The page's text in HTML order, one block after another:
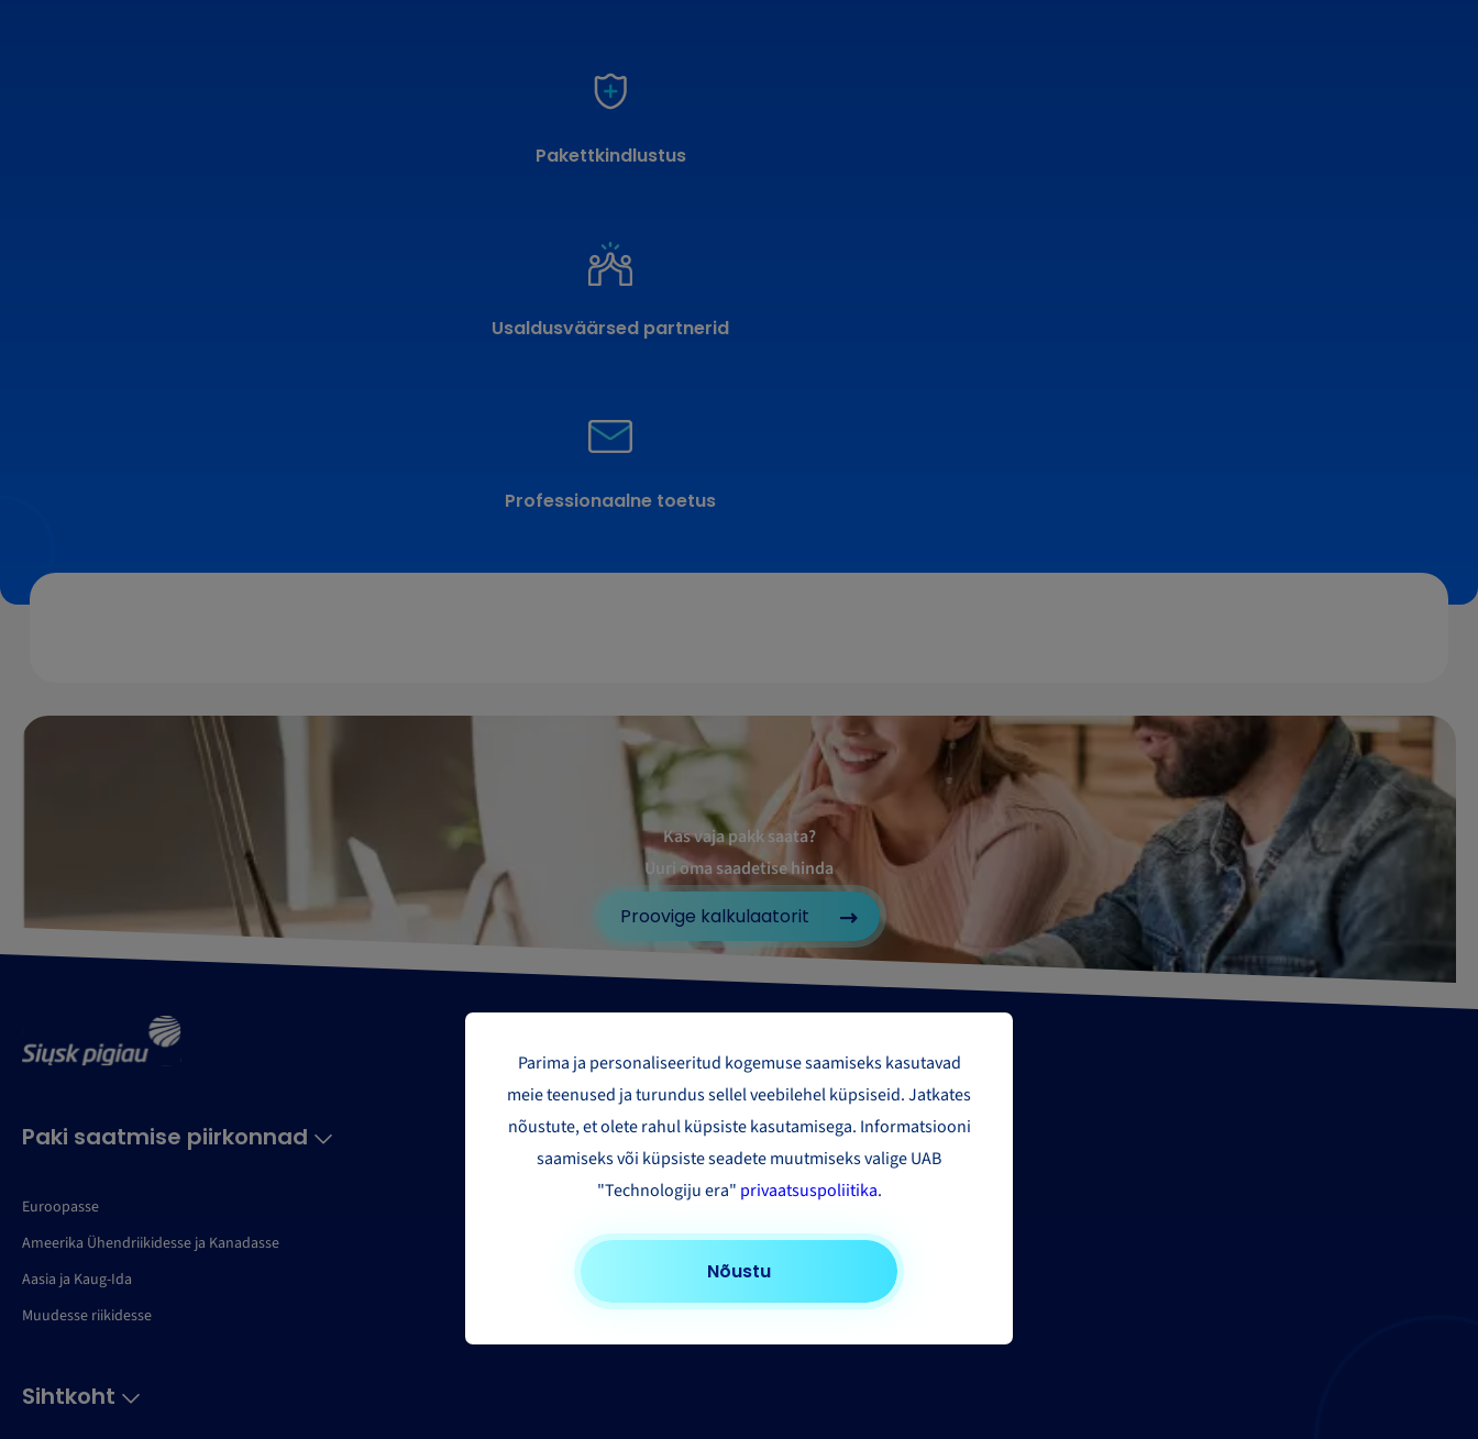
Pakettkindlustus
Usaldusväärsed partnerid
Professionaalne toetus
Kas vaja pakk saata?
Uuri oma saadetise hinda
Proovige kalkulaatorit
Paki saatmise piirkonnad
Euroopasse
Ameerika Ühendriikidesse ja Kanadasse
Aasia ja Kaug-Ida
Muudesse riikidesse
Sihtkoht
Parima ja personaliseeritud kogemuse saamiseks kasutavad
meie teenused ja turundus sellel veebilehel küpsiseid. Jatkates
nõustute, et olete rahul küpsiste kasutamisega. Informatsiooni
saamiseks või küpsiste seadete muutmiseks valige UAB
"Technologiju era" privaatsuspoliitika.
Nõustu